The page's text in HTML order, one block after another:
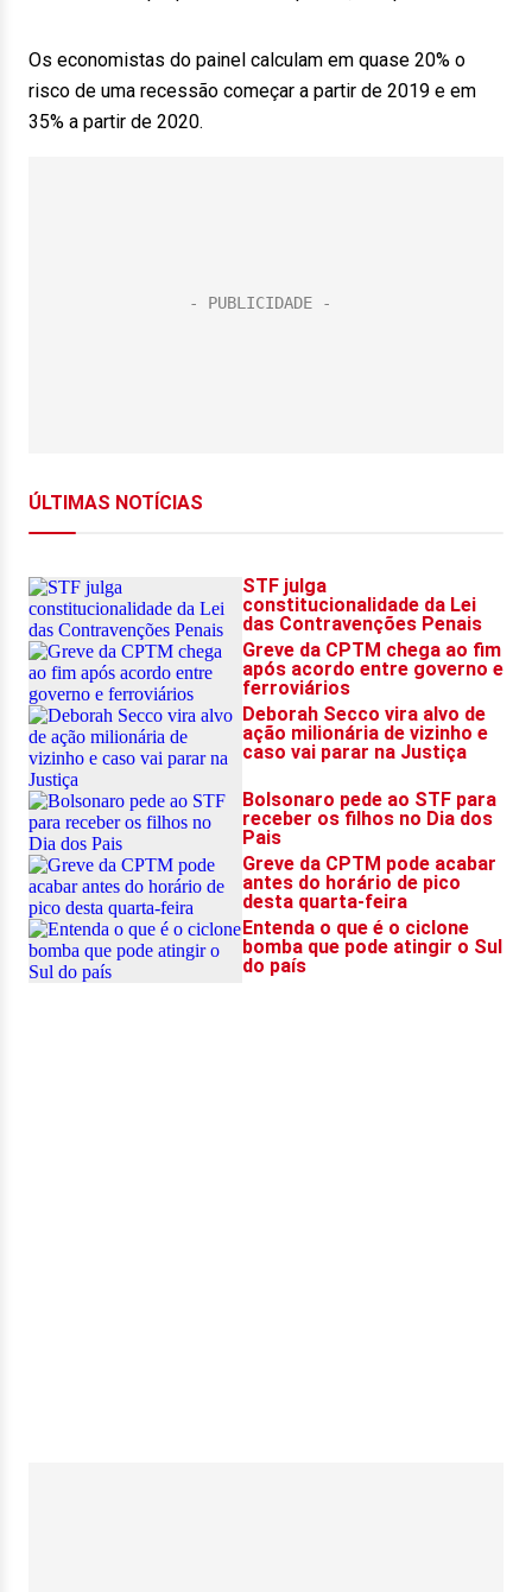
Os economistas do painel calculam em quase 20% o
risco de uma recessão começar a partir de 2019 e em
35% a partir de 2020.